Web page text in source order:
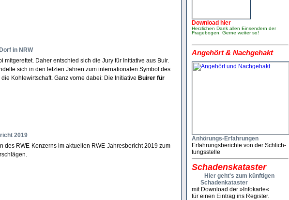
Download hier
Herzlichen Dank allen Ein­sendern der
Frage­bogen. Gerne weiter so!
Angehört & Nachgehakt
Anhö­rungs-Erfah­rungen
Erfah­rungs­berichte von der Schlich­
tungs­stelle
Schadenskataster
Hier geht's zum künftigen
Schadenkataster
mit Download der »Infokarte«
für einen Eintrag ins Register.
in NRW
mitgerettet. Daher entschied sich die Jury für Initiative aus Buir.
sich in den letzten Jahren zum internationalen Symbol des
Kohlewirtschaft. Ganz vorne dabei: Die Initiative Buirer für
2019
des RWE-Konzerns im aktuellen RWE-Jahresbericht 2019 zum